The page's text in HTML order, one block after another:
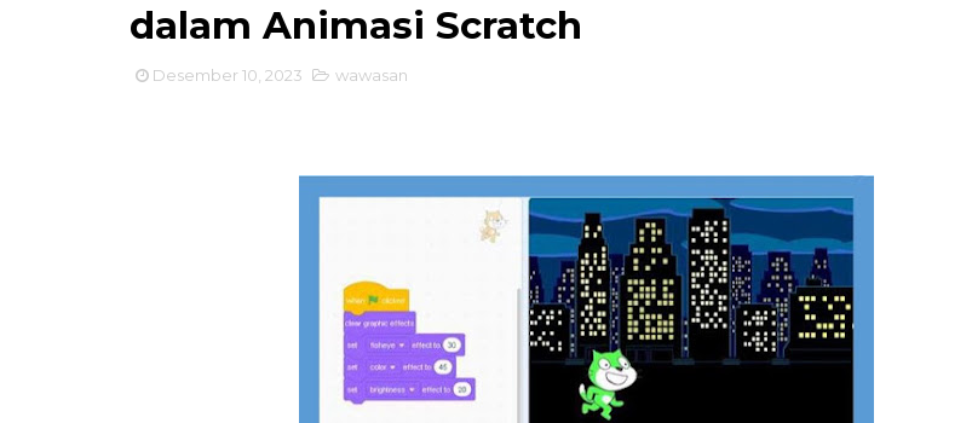
dalam Animasi Scratch
Desember 10, 2023 wawasan